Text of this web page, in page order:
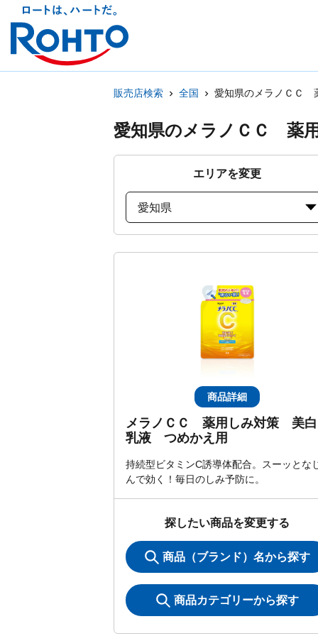
販売店検索 全国 愛知県のメラノＣＣ
愛知県のメラノＣＣ 薬
エリアを変更
愛知県
商品詳細
メラノＣＣ 薬用しみ対策 美白
乳液 つめかえ用
持続型ビタミンC誘導体配合。スーッとな
んで効く！毎日のしみ予防に。
探したい商品を変更する
商品（ブランド）名から探す
商品カテゴリーから探す